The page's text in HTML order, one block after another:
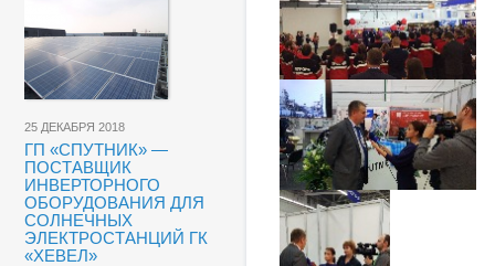
25 ДЕКАБРЯ 2018
ГП «СПУТНИК» —
ПОСТАВЩИК
ИНВЕРТОРНОГО
ОБОРУДОВАНИЯ ДЛЯ
СОЛНЕЧНЫХ
ЭЛЕКТРОСТАНЦИЙ ГК
«ХЕВЕЛ»